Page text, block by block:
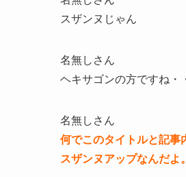
スザンヌじゃん
名無しさん
ヘキサゴンの方ですね・
名無しさん
何でこのタイトルと記事
スザンヌアップなんだよ。